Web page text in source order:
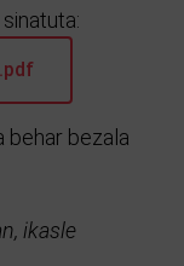
behar bezala
ikasle